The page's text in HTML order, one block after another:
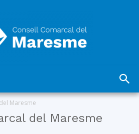
Maresme
del Maresme